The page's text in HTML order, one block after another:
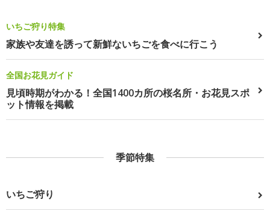
いちご狩り特集
家族や友達を誘って新鮮ないちごを食べに行こう
全国お花見ガイド
見頃時期がわかる！全国1400カ所の桜名所・お花見スポ
ット情報を掲載
季節特集
いちご狩り